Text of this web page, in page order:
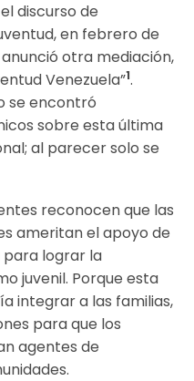
de
en febrero de
otra mediación,
Venezuela”1.
se encontró
sobre esta última
al parecer solo se
reconocen que las
ameritan el apoyo de
para lograr la
juvenil. Porque esta
integrar a las familias,
para que los
agentes de